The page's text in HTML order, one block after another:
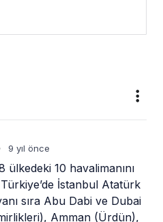
9 yıl önce
ülkedeki 10 havalimanını
İstanbul Atatürk
sıra Abu Dabi ve Dubai
Amman (Ürdün),